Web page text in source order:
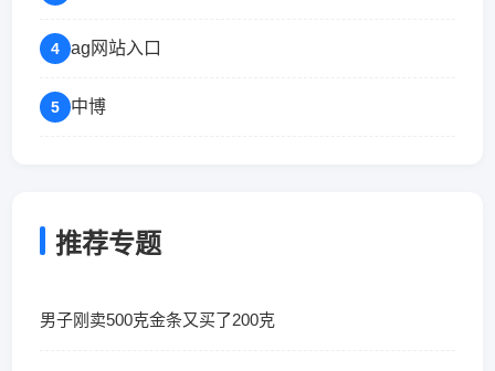
4 ag网站入口
5 中博
推荐专题
男子刚卖500克金条又买了200克